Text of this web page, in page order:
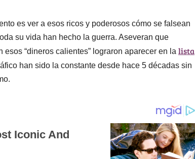
es ver a esos ricos y poderosos cómo se falsean
su vida han hecho la guerra. Aseveran que
“dineros calientes” lograron aparecer en la lista
han sido la constante desde hace 5 décadas sin